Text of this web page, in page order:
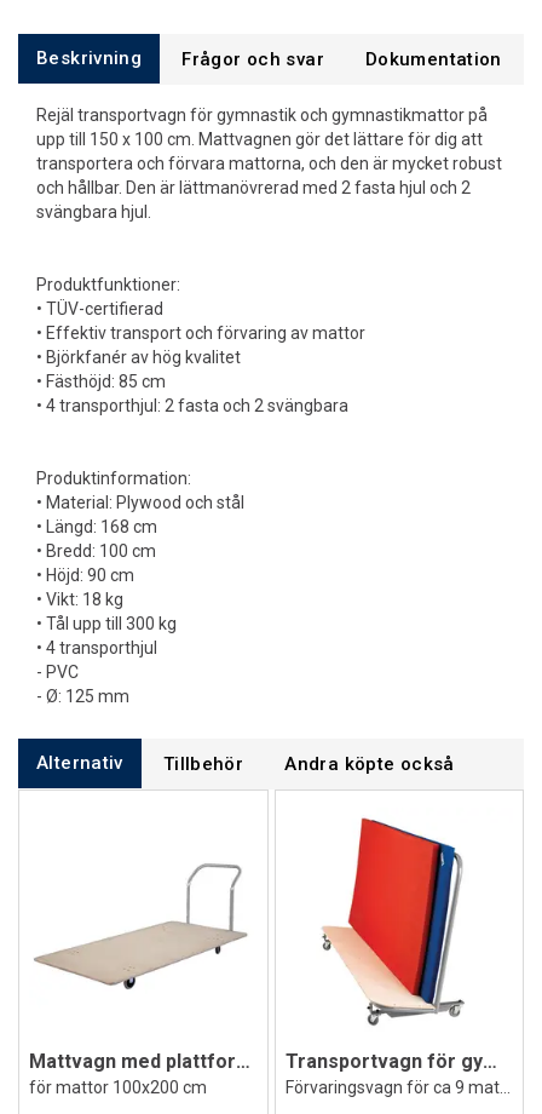
Beskrivning Frågor och svar Dokumentation
Rejäl transportvagn för gymnastik och gymnastikmattor på
upp till 150 x 100 cm. Mattvagnen gör det lättare för dig att
transportera och förvara mattorna, och den är mycket robust
och hållbar. Den är lättmanövrerad med 2 fasta hjul och 2
svängbara hjul.
Produktfunktioner:
• TÜV-certifierad
• Effektiv transport och förvaring av mattor
• Björkfanér av hög kvalitet
• Fästhöjd: 85 cm
• 4 transporthjul: 2 fasta och 2 svängbara
Produktinformation:
• Material: Plywood och stål
• Längd: 168 cm
• Bredd: 100 cm
• Höjd: 90 cm
• Vikt: 18 kg
• Tål upp till 300 kg
• 4 transporthjul
- PVC
- Ø: 125 mm
Alternativ Tillbehör Andra köpte också
Mattvagn med plattform 200x100 cm
för mattor 100x200 cm
Transportvagn för gymnastikmattor
Förvaringsvagn för ca 9 mattor